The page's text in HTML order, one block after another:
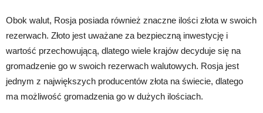
Obok walut, Rosja posiada również znaczne ilości złota w swoich
rezerwach. Złoto jest uważane za bezpieczną inwestycję i
wartość przechowującą, dlatego wiele krajów decyduje się na
gromadzenie go w swoich rezerwach walutowych. Rosja jest
jednym z największych producentów złota na świecie, dlatego
ma możliwość gromadzenia go w dużych ilościach.